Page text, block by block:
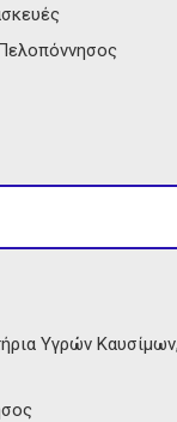
Υγρών Καυσίμων